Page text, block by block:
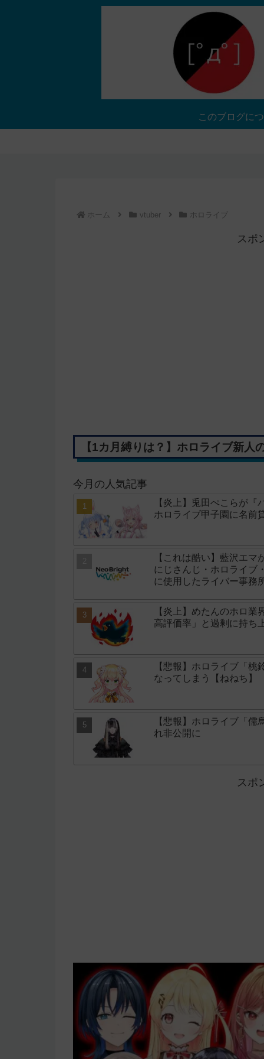
このブログに
ホーム vtuber ホロライブ
スポ
【1カ月縛りは？】ホロライブ新
今月の人気記事
【炎上】兎田ぺこらが
ホロライブ甲子園に名前
【これは酷い】藍沢エ
にじさんじ・ホロライブ
に使用したライバー事務
【炎上】めたんのホロ
高評価率」と過剰に持ち
【悲報】ホロライブ「
なってしまう【ねねち】
【悲報】ホロライブ「
れ非公開に
スポ